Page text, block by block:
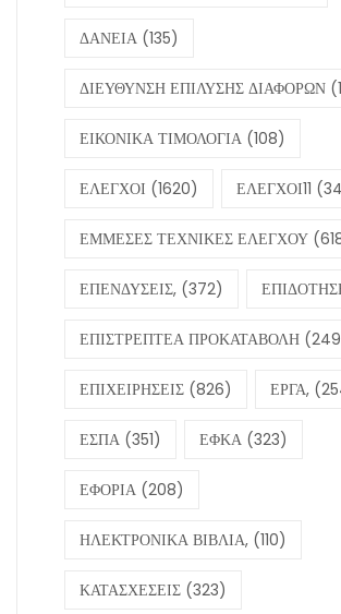
ΔΑΝΕΙΑ (135)
ΔΙΕΥΘΥΝΣΗ ΕΠΙΛΥΣΗΣ ΔΙΑΦΟΡΩΝ
ΕΙΚΟΝΙΚΑ ΤΙΜΟΛΟΓΙΑ (108)
ΕΛΕΓΧΟΙ (1620) ΕΛΕΓΧΟΙ11
ΕΜΜΕΣΕΣ ΤΕΧΝΙΚΕΣ ΕΛΕΓΧΟΥ
ΕΠΕΝΔΥΣΕΙΣ, (372)
ΕΠΙΣΤΡΕΠΤΕΑ ΠΡΟΚΑΤΑΒΟΛΗ
ΕΠΙΧΕΙΡΗΣΕΙΣ (826) ΕΡΓΑ,
ΕΣΠΑ (351) ΕΦΚΑ (323)
ΕΦΟΡΙΑ (208)
ΗΛΕΚΤΡΟΝΙΚΑ ΒΙΒΛΙΑ, (110)
ΚΑΤΑΣΧΕΣΕΙΣ (323)